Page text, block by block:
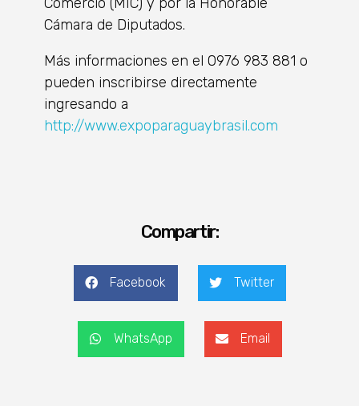
Cámara de Diputados.
Más informaciones en el 0976 983 881 o
pueden inscribirse directamente
ingresando a
http://www.expoparaguaybrasil.com
Compartir:
Facebook Twitter
WhatsApp Email